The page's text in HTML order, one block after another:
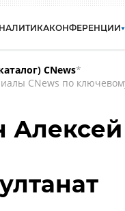
КОНФЕРЕНЦИИ
CNews*
CNews по
Алексей